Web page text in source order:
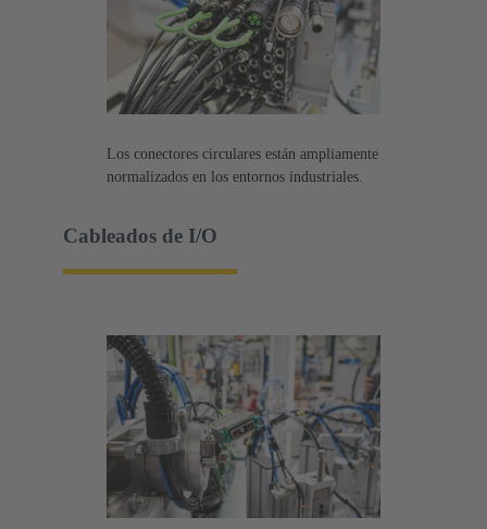
Los conectores circulares están ampliamente
normalizados en los entornos industriales.
Cableados de I/O